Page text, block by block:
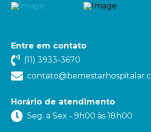
Entre em contato
(11) 3933-3670
Horário de atendimento
Seg. a Sex - 9h00 às 18h00